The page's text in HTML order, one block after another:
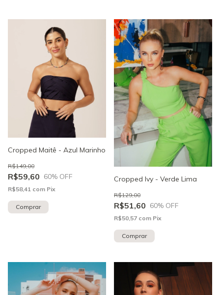
Cropped Maitê - Azul Marinho
R$59,60
R$149,00
60% OFF
R$58,41 com Pix
Comprar
Cropped Ivy - Verde Lima
R$51,60
R$129,00
60% OFF
R$50,57 com Pix
Comprar